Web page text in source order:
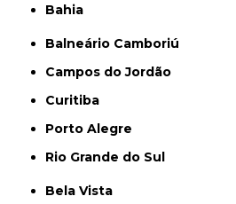
Bahia
Balneário Camboriú
Campos do Jordão
Curitiba
Porto Alegre
Rio Grande do Sul
Bela Vista